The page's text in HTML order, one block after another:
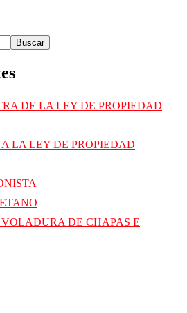
Buscar
DE LA LEY DE PROPIEDAD
LA LEY DE PROPIEDAD
DE CHAPAS E